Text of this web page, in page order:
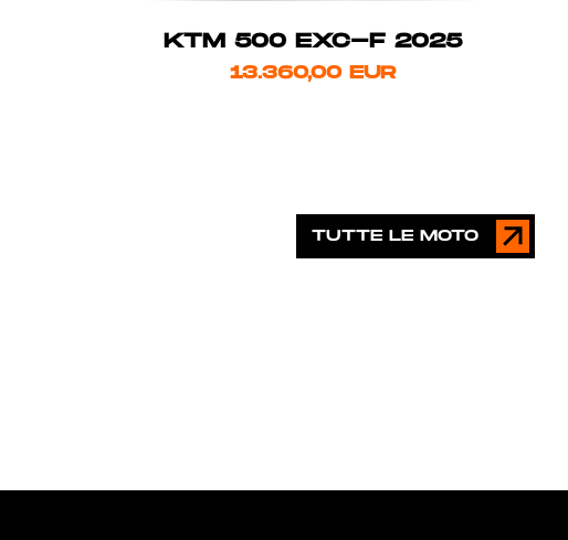
KTM 500 EXC-F 2025
13.360,00 EUR
TUTTE LE MOTO